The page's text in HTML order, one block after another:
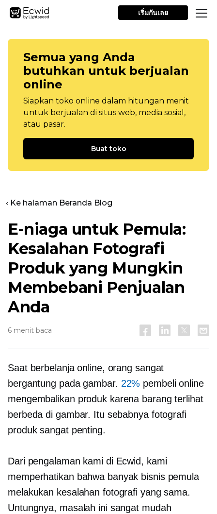
เริ่มกันเลย
Semua yang Anda
butuhkan untuk berjualan
online
Siapkan toko online dalam hitungan menit
untuk berjualan di situs web, media sosial,
atau pasar.
Buat toko
‹ Ke halaman Beranda Blog
E-niaga untuk Pemula:
Kesalahan Fotografi
Produk yang Mungkin
Membebani Penjualan
Anda
6 menit baca
Saat berbelanja online, orang sangat
bergantung pada gambar. 22% pembeli online
mengembalikan produk karena barang terlihat
berbeda di gambar. Itu sebabnya fotografi
produk sangat penting.
Dari pengalaman kami di Ecwid, kami
memperhatikan bahwa banyak bisnis pemula
melakukan kesalahan fotografi yang sama.
Untungnya, masalah ini sangat mudah